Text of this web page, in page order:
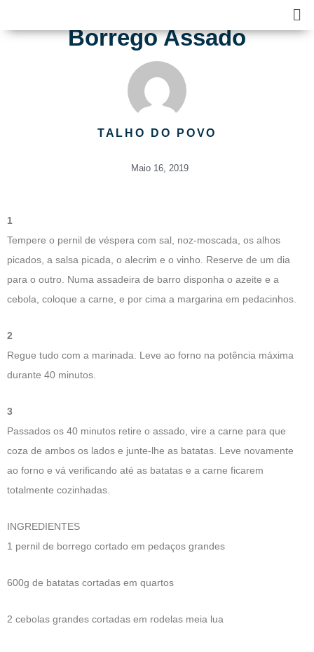
content
Borrego Assado
TALHO DO POVO
Maio 16, 2019
1
Tempere o pernil de véspera com sal, noz-moscada, os alhos
picados, a salsa picada, o alecrim e o vinho. Reserve de um dia
para o outro. Numa assadeira de barro disponha o azeite e a
cebola, coloque a carne, e por cima a margarina em pedacinhos.
2
Regue tudo com a marinada. Leve ao forno na potência máxima
durante 40 minutos.
3
Passados os 40 minutos retire o assado, vire a carne para que
coza de ambos os lados e junte-lhe as batatas. Leve novamente
ao forno e vá verificando até as batatas e a carne ficarem
totalmente cozinhadas.
INGREDIENTES
1 pernil de borrego cortado em pedaços grandes
600g de batatas cortadas em quartos
2 cebolas grandes cortadas em rodelas meia lua